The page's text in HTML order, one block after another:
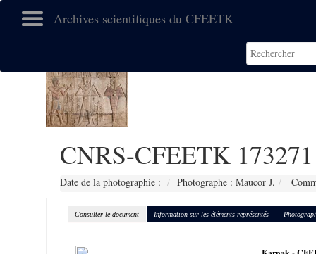
Archives scientifiques du CFEETK
CNRS-CFEETK 173271
Date de la photographie : Photographe : Maucor J.
Consulter le document Information sur les éléments représentés